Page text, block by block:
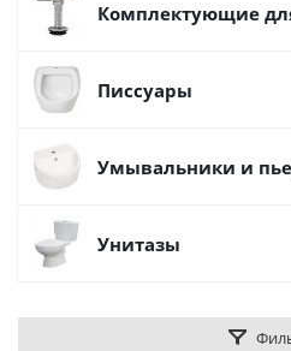
Комплектующие
Писсуары
Умывальники и
Унитазы